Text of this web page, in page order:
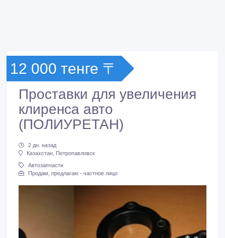
12 000 тенге 〒
Проставки для увеличения
клиренса авто
(ПОЛИУРЕТАН)
2 дн. назад
Казахстан, Петропавловск
Автозапчасти
Продам, предлагаю - частное лицо